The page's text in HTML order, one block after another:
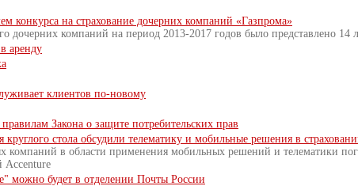
конкурса на страхование дочерних компаний «Газпрома»
дочерних компаний на период 2013-2017 годов было представлено 14
аренду
клиентов по-новому
Закона о защите потребительских прав
стола обсудили телематику и мобильные решения в
компаний в области применения мобильных решений и телематики
Accenture
можно будет в отделении Почты России